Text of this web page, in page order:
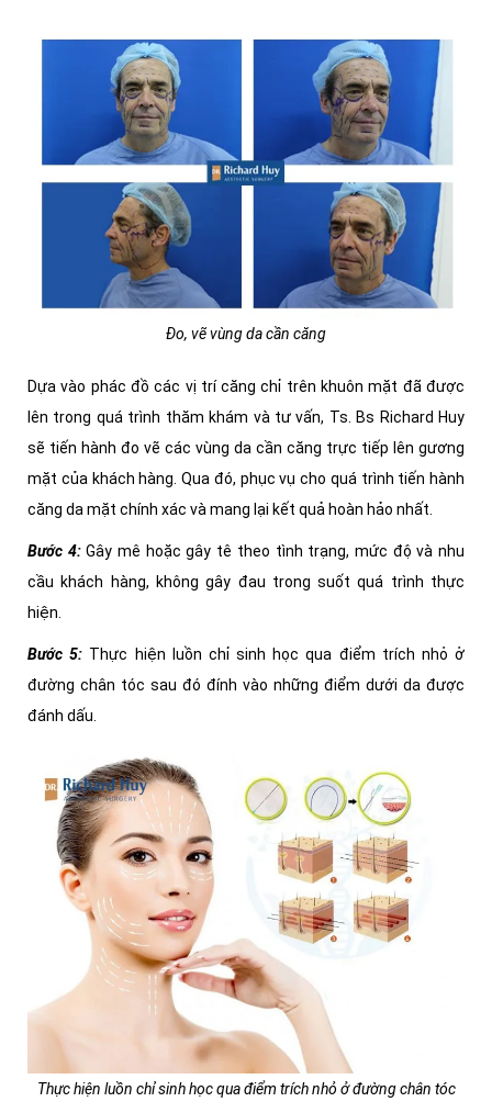
Đo, vẽ vùng da cần căng
Dựa vào phác đồ các vị trí căng chỉ trên khuôn mặt đã được
lên trong quá trình thăm khám và tư vấn, Ts. Bs Richard Huy
sẽ tiến hành đo vẽ các vùng da cần căng trực tiếp lên gương
mặt của khách hàng. Qua đó, phục vụ cho quá trình tiến hành
căng da mặt chính xác và mang lại kết quả hoàn hảo nhất.
Bước 4:Gây mê hoặc gây tê theo tình trạng, mức độ và nhu
cầu khách hàng, không gây đau trong suốt quá trình thực
hiện.
Bước 5: Thực hiện luồn chỉ sinh học qua điểm trích nhỏ ở
đường chân tóc sau đó đính vào những điểm dưới da được
đánh dấu.
Thực hiện luồn chỉ sinh học qua điểm trích nhỏ ở đường chân tóc